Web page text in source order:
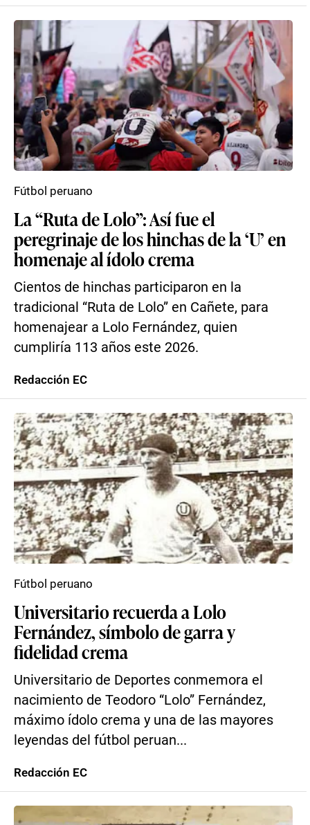
La “Ruta de Lolo”: Así fue el
peregrinaje de los hinchas de la ‘U’ en
homenaje al ídolo crema
Cientos de hinchas participaron en la
tradicional “Ruta de Lolo” en Cañete, para
homenajear a Lolo Fernández, quien
cumpliría 113 años este 2026.
Fútbol peruano
Redacción EC
Universitario recuerda a Lolo
Fernández, símbolo de garra y
fidelidad crema
Universitario de Deportes conmemora el
nacimiento de Teodoro “Lolo” Fernández,
máximo ídolo crema y una de las mayores
leyendas del fútbol peruan...
Fútbol peruano
Redacción EC